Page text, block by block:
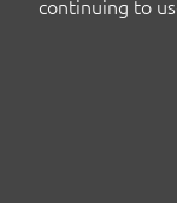
continuing to